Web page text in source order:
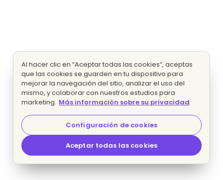
Al hacer clic en “Aceptar todas las cookies”, aceptas
que las cookies se guarden en tu dispositivo para
mejorar la navegación del sitio, analizar el uso del
mismo, y colaborar con nuestros estudios para
marketing. Más información sobre su privacidad
Configuración de cookies
Aceptar todas las cookies